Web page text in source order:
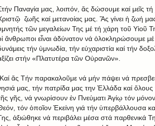
Παναγία μας, λοιπόν, ἄς δώσουμε καί μεῖς
ζωῆς καί μετανοίας μας. Ἄς γίνει ἡ ζωή
τῶν μεγαλείων Της μέ τή χάρη τοῦ Υἱοῦ
ἄνθρωποι εἶναι ἀδύνατον νά ὁλοκληρώσουμε μέ
τήν ὑμνωδία, τήν εὐχαριστία καί τήν
στήν «Πλατυτέρα τῶν Οὐρανῶν».
ἄς Τήν παρακαλοῦμε νά μήν πάψει νά
μας, τήν πατρίδα μας την Ἑλλάδα καί ὅλους
γῆς, νά γνωρίσουν ἐν Πνεύματι Ἁγίῳ τόν
τόν ὁποῖον Ἐκείνη γιά τήν ὑπερβάλλουσα
ἀξιώθηκε νά περιβάλει μέσα στά παρθενικά